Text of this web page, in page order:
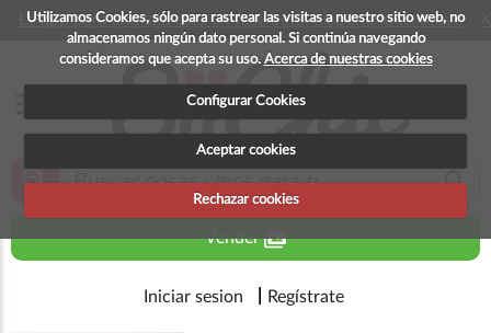
Utilizamos Cookies, sólo para rastrear las visitas a nuestro sitio web, no
almacenamos ningún dato personal. Si continúa navegando
consideramos que acepta su uso. Acerca de nuestras cookies
Configurar Cookies
Aceptar cookies
Rechazar cookies
La app para android esta en fase beta, disponible en breve
zoom_in search
Venderperm_media
Iniciar sesion Regístrate